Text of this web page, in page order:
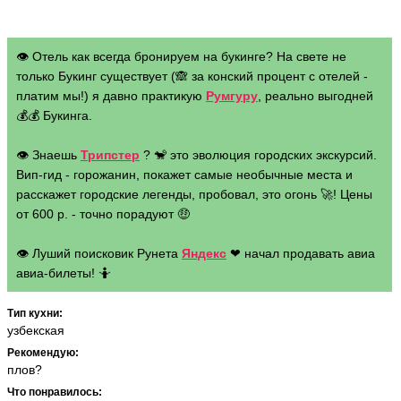
👁 Отель как всегда бронируем на букинге? На свете не
только Букинг существует (🙈 за конский процент с отелей -
платим мы!) я давно практикую Румгуру , реально выгодней
💰💰 Букинга.
👁 Знаешь Трипстер ? 🐒 это эволюция городских экскурсий.
Вип-гид - горожанин, покажет самые необычные места и
расскажет городские легенды, пробовал, это огонь 🚀! Цены
от 600 р. - точно порадуют 🤑
👁 Луший поисковик Рунета Яндекс ❤ начал продавать авиа
авиа-билеты! 🤷
Тип кухни:
узбекская
Рекомендую:
плов?
Что понравилось: